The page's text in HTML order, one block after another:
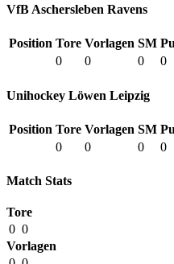
VfB Aschersleben Ravens
Position Tore Vorlagen SM
0
0 0 0
Unihockey Löwen Leipzig
Position Tore Vorlagen SM
0
0 0 0
Match Stats
Tore
0 0
Vorlagen